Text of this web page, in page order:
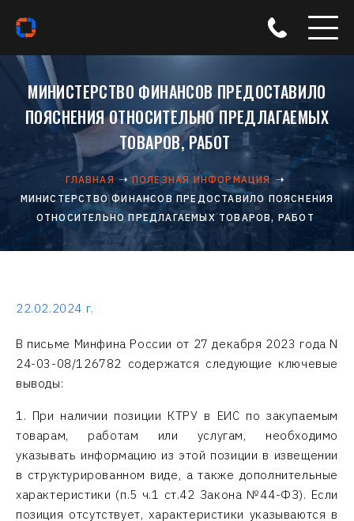
МИНИСТЕРСТВО ФИНАНСОВ ПРЕДОСТАВИЛО
ПОЯСНЕНИЯ ОТНОСИТЕЛЬНО ПРЕДЛАГАЕМЫХ
ТОВАРОВ, РАБОТ
ГЛАВНАЯ
ПОЛЕЗНАЯ ИНФОРМАЦИЯ
МИНИСТЕРСТВО ФИНАНСОВ ПРЕДОСТАВИЛО ПОЯСНЕНИЯ
ОТНОСИТЕЛЬНО ПРЕДЛАГАЕМЫХ ТОВАРОВ, РАБОТ
22.02.2024 г.
В письме Минфина России от 27 декабря 2023 года N
24-03-08/126782 содержатся следующие ключевые
выводы:
1. При наличии позиции КТРУ в ЕИС по закупаемым
товарам, работам или услугам, необходимо
указывать информацию из этой позиции в извещении
в структурированном виде, а также дополнительные
характеристики (п.5 ч.1 ст.42 Закона №44-ФЗ). Если
позиция отсутствует, характеристики указываются в